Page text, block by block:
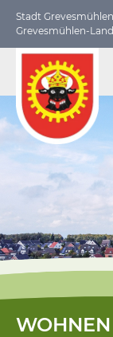
Stadt
Grevesmühlen-Land
WOHNEN